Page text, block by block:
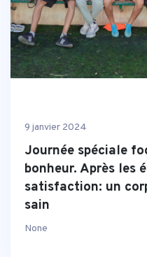
9 janvier 2024
Journée spéciale
bonheur. Après les
satisfaction: un
sain
None